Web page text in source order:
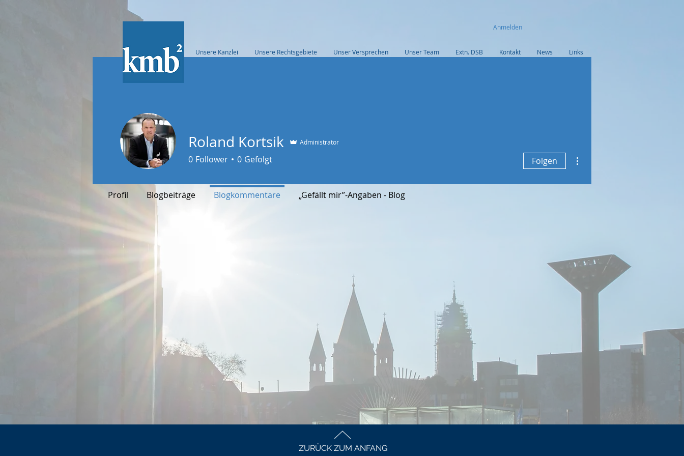
Anmelden
Unsere Kanzlei Unsere Rechtsgebiete Unser Versprechen Unser Team Extn. DSB Kontakt News Links
Roland Kortsik Administrator
0 Follower 0 Gefolgt Folgen
Profil Blogbeiträge Blogkommentare „Gefällt mir”-Angaben - Blog
ZURÜCK ZUM ANFANG